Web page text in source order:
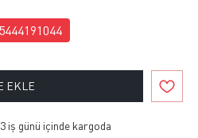
EKLE
3 iş günü içinde kargoda